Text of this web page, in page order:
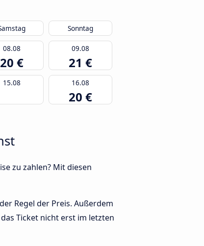
Sonntag
08.08
20 €
09.08
21 €
15.08 16.08
20 €
zu zahlen? Mit diesen
Regel der Preis. Außerdem
Ticket nicht erst im letzten